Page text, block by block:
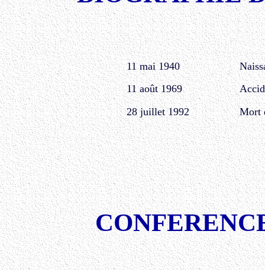
11 mai 1940
11 août 1969
28 juillet 1992
Mort